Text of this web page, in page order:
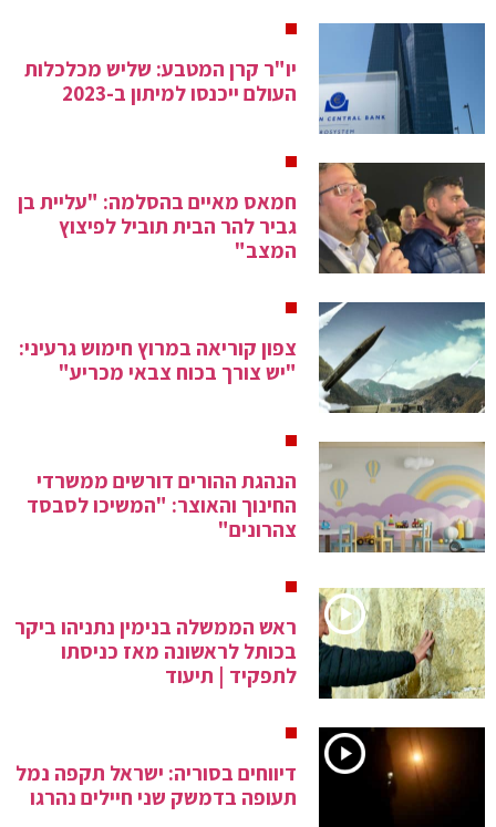
יו"ר קרן המטבע: שליש מכלכלות
העולם ייכנסו למיתון ב-2023
חמאס מאיים בהסלמה: "עליית בן
גביר להר הבית תוביל לפיצוץ
המצב"
צפון קוריאה במרוץ חימוש גרעיני:
"יש צורך בכוח צבאי מכריע"
הנהגת ההורים דורשים ממשרדי
החינוך והאוצר: "המשיכו לסבסד
צהרונים"
ראש הממשלה בנימין נתניהו ביקר
בכותל לראשונה מאז כניסתו
לתפקיד | תיעוד
דיווחים בסוריה: ישראל תקפה נמל
תעופה בדמשק שני חיילים נהרגו